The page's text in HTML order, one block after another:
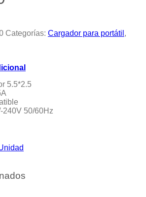
Categorías: Cargador para portátil ,
5.5*2.5
240V 50/60Hz